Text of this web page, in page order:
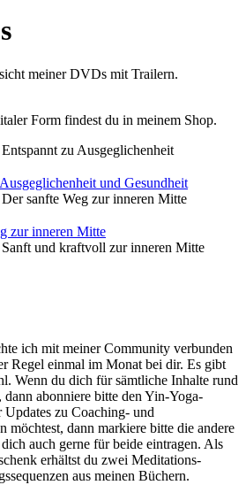
meiner DVDs mit Trailern.
Form findest du in meinem Shop.
und Gesundheit
zur inneren Mitte
ich mit meiner Community verbunden
Regel einmal im Monat bei dir. Es gibt
Wenn du dich für sämtliche Inhalte rund
dann abonniere bitte den Yin-Yoga-
zu Coaching- und
möchtest, dann markiere bitte die andere
auch gerne für beide eintragen. Als
erhältst du zwei Meditations-
aus meinen Büchern.